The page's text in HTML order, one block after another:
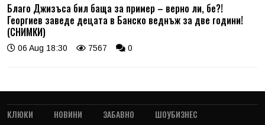
Благо Джизъса бил баща за пример – верно ли, бе?!
Георгиев заведе децата в Банско веднъж за две години!
(СНИМКИ)
06 Aug 18:30 7567 0
КЛЮКИ НОВИНИ ЗАБАВНО
ШОУБИЗНЕС